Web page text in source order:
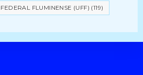
FLUMINENSE (UFF) (119)